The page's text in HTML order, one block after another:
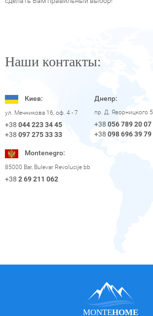
Наши контакты:
Киев:
ул. Мечникова 16, оф. 4 - 7
+38 044 223 34 45
+38 097 275 33 33
Днепр:
пр. Д. Яворницкого 5
+38 056 789 20 07
+38 098 696 39 79
Montenegro:
85000 Bar, Bulevar Revolucije bb
+38 2 69 211 062
MONTEHOME